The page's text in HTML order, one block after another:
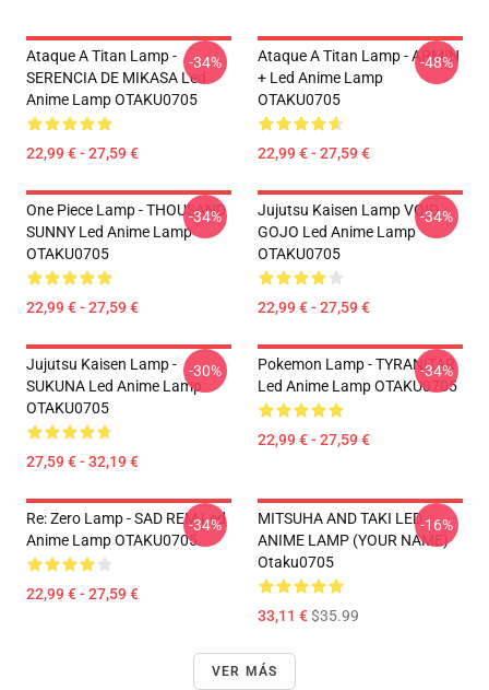
Ataque A Titan Lamp -
SERENCIA DE MIKASA Led
Anime Lamp OTAKU0705
22,99 € - 27,59 €
-34%
Ataque A Titan Lamp - ARMIN
+ Led Anime Lamp
OTAKU0705
22,99 € - 27,59 €
-48%
One Piece Lamp - THOUSAND
SUNNY Led Anime Lamp
OTAKU0705
22,99 € - 27,59 €
-34%
Jujutsu Kaisen Lamp VOID
GOJO Led Anime Lamp
OTAKU0705
22,99 € - 27,59 €
-34%
Jujutsu Kaisen Lamp -
SUKUNA Led Anime Lamp
OTAKU0705
27,59 € - 32,19 €
-30%
Pokemon Lamp - TYRANITAR
Led Anime Lamp OTAKU0705
22,99 € - 27,59 €
-34%
Re: Zero Lamp - SAD REM Led
Anime Lamp OTAKU0705
22,99 € - 27,59 €
-34%
MITSUHA AND TAKI LED
ANIME LAMP (YOUR NAME)
Otaku0705
33,11 €$35.99
-16%
VER MÁS